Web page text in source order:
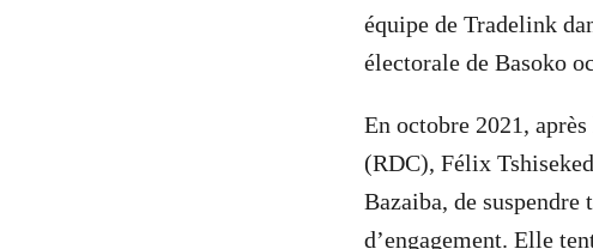
équipe de Tradelink
électorale de Basoko
En octobre 2021,
(RDC), Félix
Bazaiba, de
d’engagement. Elle